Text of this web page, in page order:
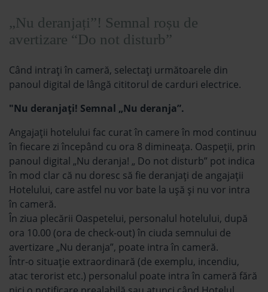
„Nu deranjați”! Semnal roșu de
avertizare “Do not disturb”
Când intraţi în cameră, selectați următoarele din
panoul digital de lângă cititorul de carduri electrice.
"Nu deranjați! Semnal „Nu deranja”.
Angajații hotelului fac curat în camere în mod continuu
în fiecare zi începând cu ora 8 dimineaţa. Oaspeții, prin
panoul digital „Nu deranja! „ Do not disturb” pot indica
în mod clar că nu doresc să fie deranjați de angajații
Hotelului, care astfel nu vor bate la ușă și nu vor intra
în cameră.
În ziua plecării Oaspetelui, personalul hotelului, după
ora 10.00 (ora de check-out) în ciuda semnului de
avertizare „Nu deranja”, poate intra în cameră.
Într-o situație extraordinară (de exemplu, incendiu,
atac terorist etc.) personalul poate intra în cameră fără